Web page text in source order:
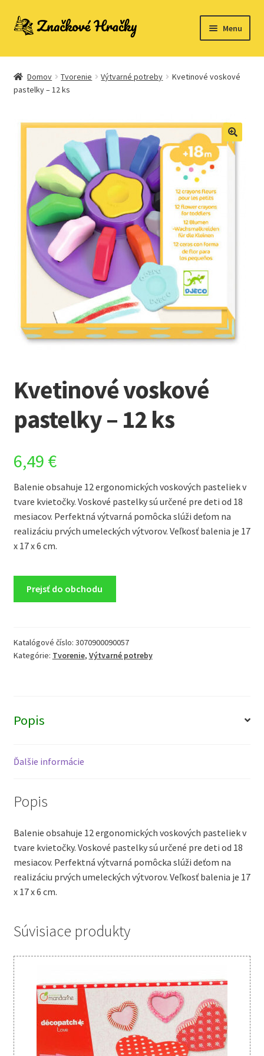
Preskočiť
Preskočiť
Menu
Domovská stránka
Kontakt
Domov Tvorenie Výtvarné potreby
Kvetinové voskové
pastelky – 12 ks
Kvetinové voskové
pastelky – 12 ks
6,49 €
Balenie obsahuje 12 ergonomických voskových pasteliek v
tvare kvietočky. Voskové pastelky sú určené pre deti od 18
mesiacov. Perfektná výtvarná pomôcka slúži deťom na
realizáciu prvých umeleckých výtvorov. Veľkosť balenia je 17
x 17 x 6 cm.
Prejsť do obchodu
Katalógové číslo: 3070900090057
Kategórie: Tvorenie, Výtvarné potreby
Popis
Ďalšie informácie
Popis
Balenie obsahuje 12 ergonomických voskových pasteliek v
tvare kvietočky. Voskové pastelky sú určené pre deti od 18
mesiacov. Perfektná výtvarná pomôcka slúži deťom na
realizáciu prvých umeleckých výtvorov. Veľkosť balenia je 17
x 17 x 6 cm.
Súvisiace produkty